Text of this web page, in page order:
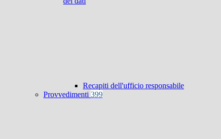
Recapiti dell'ufficio responsabile
Provvedimenti 399